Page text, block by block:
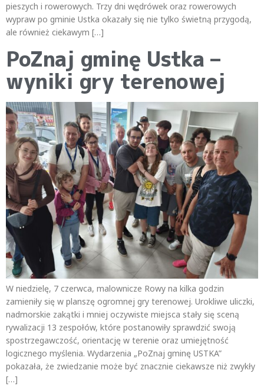
pieszych i rowerowych. Trzy dni wędrówek oraz rowerowych
wypraw po gminie Ustka okazały się nie tylko świetną przygodą,
ale również ciekawym […]
PoZnaj gminę Ustka –
wyniki gry terenowej
W niedzielę, 7 czerwca, malownicze Rowy na kilka godzin
zamieniły się w planszę ogromnej gry terenowej. Urokliwe uliczki,
nadmorskie zakątki i mniej oczywiste miejsca stały się sceną
rywalizacji 13 zespołów, które postanowiły sprawdzić swoją
spostrzegawczość, orientację w terenie oraz umiejętność
logicznego myślenia. Wydarzenia „PoZnaj gminę USTKA”
pokazała, że zwiedzanie może być znacznie ciekawsze niż zwykły
[…]